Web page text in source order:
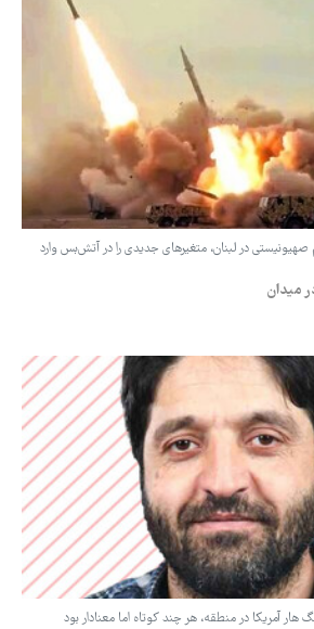
صهیونیستی در لبنان، متغیرهای جدیدی را در آتش‌بس وارد
میدان
آمریکا در منطقه، هر چند کوتاه اما معنادار بود